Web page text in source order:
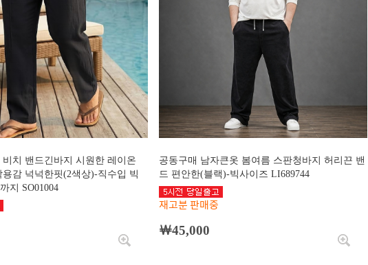
비치 밴드긴바지 시원한 레이온
감 넉넉한핏(2색상)-직수입 빅
지 SO01004
공동구매 남자큰옷 봄여름 스판청바지 허리끈 밴
드 편안한(블랙)-빅사이즈 LI689744
재고분 판매중
￦45,000